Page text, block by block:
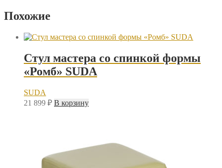
Похожие
Стул мастера со спинкой формы
«Ромб» SUDA
SUDA
21 899 ₽ В корзину